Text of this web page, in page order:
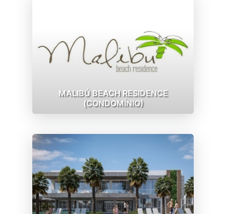
MALIBÚ BEACH RESIDENCE
(CONDOMÍNIO)